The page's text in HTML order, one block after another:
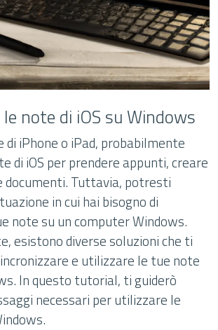
note di iOS su Windows
di iPhone o iPad, probabilmente
di iOS per prendere appunti, creare
documenti. Tuttavia, potresti
in cui hai bisogno di
note su un computer Windows.
esistono diverse soluzioni che ti
e utilizzare le tue note
In questo tutorial, ti guiderò
necessari per utilizzare le